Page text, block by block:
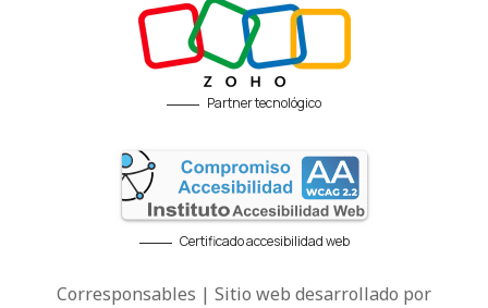
Partner tecnológico
Certificado accesibilidad web
Corresponsables | Sitio web desarrollado por